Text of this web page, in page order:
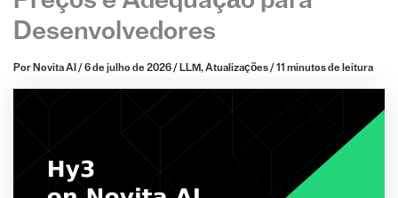
Desenvolvedores
Por Novita AI / 6 de julho de 2026/ LLM,Atualizações/ 11 minutos de leitura